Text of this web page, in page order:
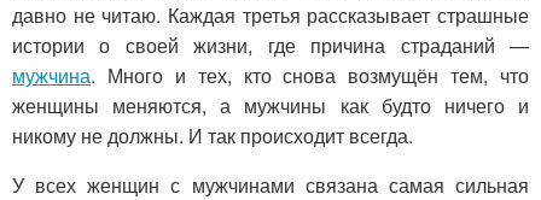
давно не читаю. Каждая третья рассказывает страшные
истории о своей жизни, где причина страданий —
мужчина. Много и тех, кто снова возмущён тем, что
женщины меняются, а мужчины как будто ничего и
никому не должны. И так происходит всегда.
У всех женщин с мужчинами связана самая сильная